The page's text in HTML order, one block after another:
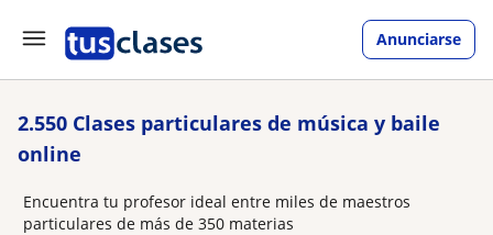
Anunciarse
2.550 Clases particulares de música y baile
online
Encuentra tu profesor ideal entre miles de maestros
particulares de más de 350 materias